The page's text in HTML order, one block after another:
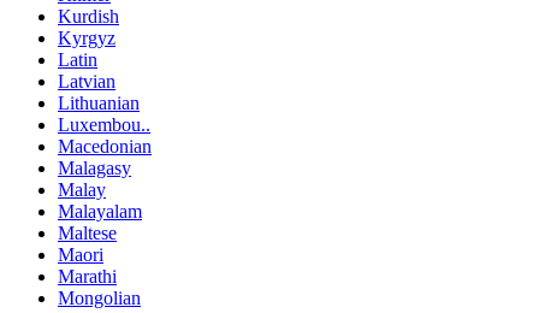
Kurdish
Kyrgyz
Latin
Latvian
Lithuanian
Luxembou..
Macedonian
Malagasy
Malay
Malayalam
Maltese
Maori
Marathi
Mongolian